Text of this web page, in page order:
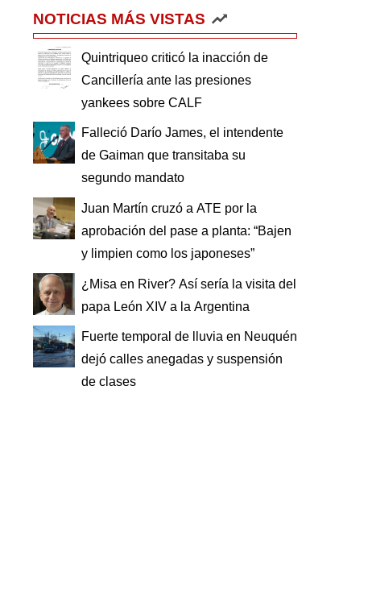
NOTICIAS MÁS VISTAS
Quintriqueo criticó la inacción de
Cancillería ante las presiones
yankees sobre CALF
Falleció Darío James, el intendente
de Gaiman que transitaba su
segundo mandato
Juan Martín cruzó a ATE por la
aprobación del pase a planta: “Bajen
y limpien como los japoneses”
¿Misa en River? Así sería la visita del
papa León XIV a la Argentina
Fuerte temporal de lluvia en Neuquén
dejó calles anegadas y suspensión
de clases